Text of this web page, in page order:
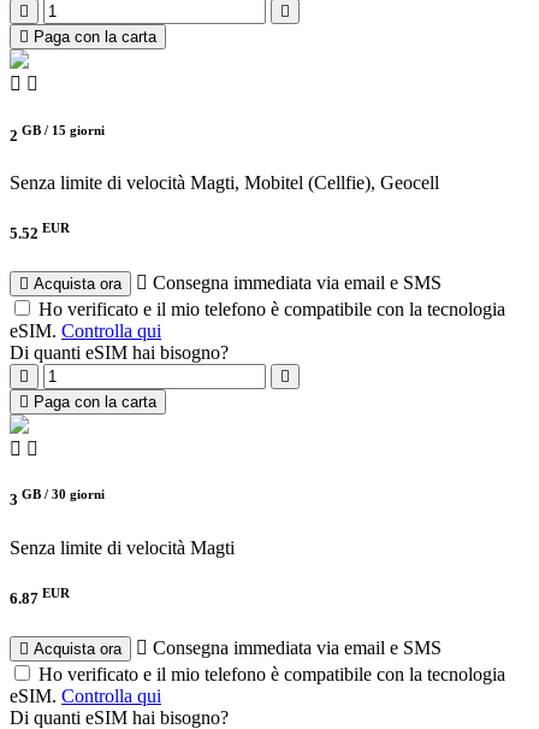
Paga con la carta
2 GB / 15 giorni
Senza limite di velocità Magti, Mobitel (Cellfie), Geocell
5.52 EUR
Acquista ora
Consegna immediata via email e SMS
Ho verificato e il mio telefono è compatibile con la tecnologia
eSIM. Controlla qui
Di quanti eSIM hai bisogno?
Paga con la carta
3 GB / 30 giorni
Senza limite di velocità Magti
6.87 EUR
Acquista ora
Consegna immediata via email e SMS
Ho verificato e il mio telefono è compatibile con la tecnologia
eSIM. Controlla qui
Di quanti eSIM hai bisogno?